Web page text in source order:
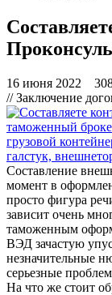
16 июня 2022
// Заключение
Составление
момент в
просто фигура
зависит очень
таможенным
ВЭД зачастую
незначительные
серьезные
На что же стоит